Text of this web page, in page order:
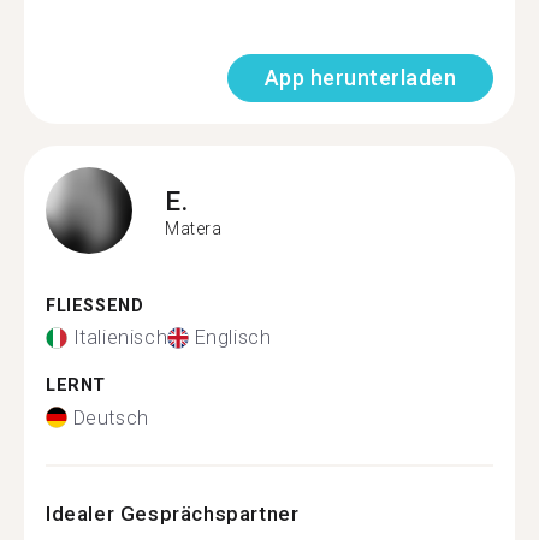
App herunterladen
E.
Matera
FLIESSEND
Italienisch Englisch
LERNT
Deutsch
Idealer Gesprächspartner